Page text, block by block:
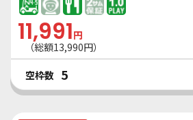
11,991円
（総額13,990円）
空枠数 5